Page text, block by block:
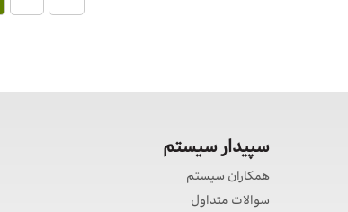
سپیدار سیستم
همکاران سیستم
سوالات متداول